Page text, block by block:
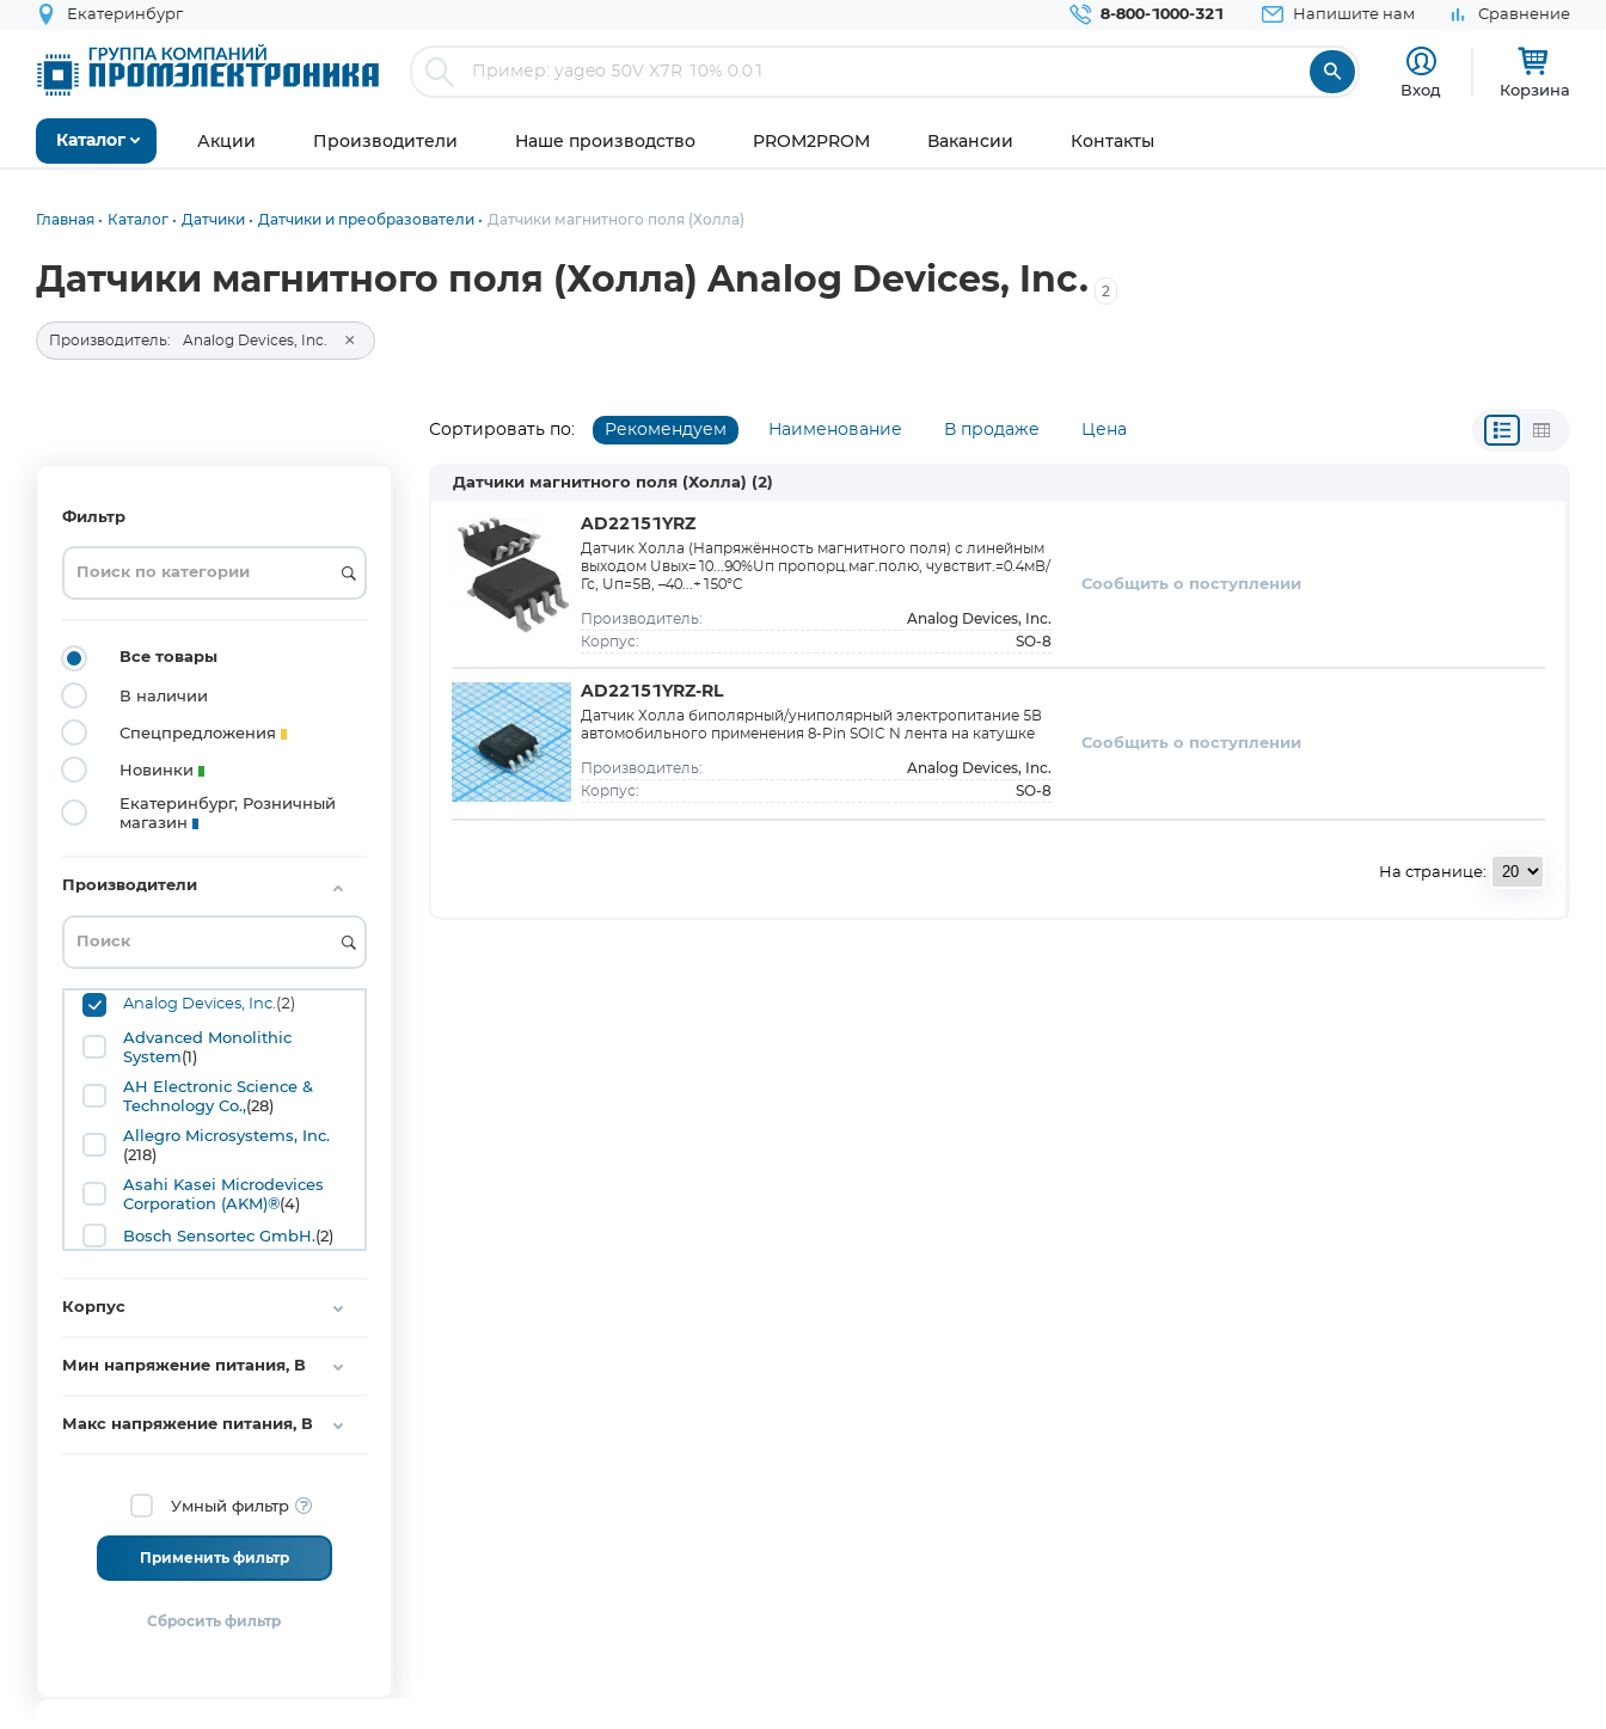
Екатеринбург 8-800-1000-321 Напишите нам Сравнение
Вход Корзина
Каталог Акции Производители Наше производство PROM2PROM Вакансии Контакты
Главная Каталог Датчики Датчики и преобразователи Датчики магнитного поля (Холла)
Датчики магнитного поля (Холла) Analog Devices, Inc. 2
Производитель: Analog Devices, Inc. ×
Сортировать по: Рекомендуем Наименование В продаже Цена
Фильтр
Все товары
В наличии
Спецпредложения
Новинки
Екатеринбург, Розничный
магазин
Производители
Analog Devices, Inc.(2)
Advanced Monolithic
System(1)
AH Electronic Science &
Technology Co.,(28)
Allegro Microsystems, Inc.
(218)
Asahi Kasei Microdevices
Corporation (AKM)®(4)
Bosch Sensortec GmbH.(2)
Honeywell
Isentek Inc.(1)
LEM Deutschland GmbH(2)
MEMSIC Semiconductor Co.,
Microelectronic Integrated
Корпус
DFN10
(2)
LGA12
LGA16
(1)
SIP3
(22)
SIP4
(4)
SOIC8
(7)
(41)
5
(1)
SOT23-
6
(2)
SOT89
(8)
TO92
(17)
TO92MOD
(1)
TSOT23
Мин напряжение питания, В
Макс напряжение питания, В
Умный фильтр
Применить фильтр
Датчики магнитного поля (Холла) (2)
AD22151YRZ
Датчик Холла (Напряжённость магнитного поля) с линейным
выходом Uвых=10...90%Uп пропорц.маг.полю, чувствит.=0.4мВ/
Гс, Uп=5В, –40...+150°C
Производитель: Analog Devices, Inc.
Корпус: SO-8
Сообщить о поступлении
AD22151YRZ-RL
Датчик Холла биполярный/униполярный электропитание 5В
автомобильного применения 8-Pin SOIC N лента на катушке
Производитель: Analog Devices, Inc.
Корпус: SO-8
Сообщить о поступлении
На странице: